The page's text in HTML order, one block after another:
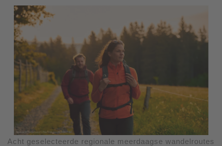
Acht geselecteerde regionale meerdaagse wandelroutes